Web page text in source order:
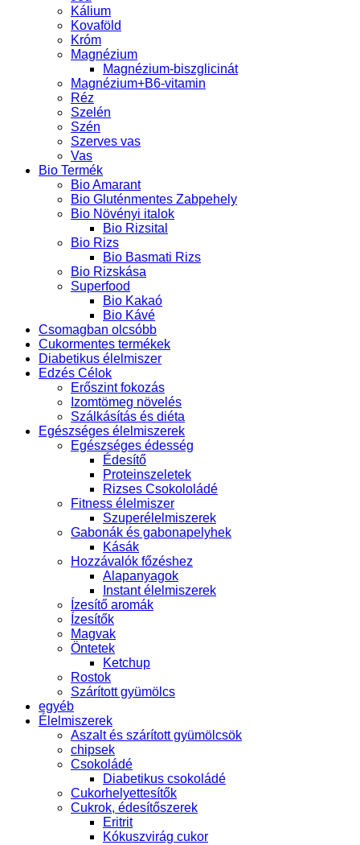
Kálium
Kovaföld
Króm
Magnézium
Magnézium-biszglicinát
Magnézium+B6-vitamin
Réz
Szelén
Szén
Szerves vas
Vas
Bio Termék
Bio Amarant
Bio Gluténmentes Zabpehely
Bio Növényi italok
Bio Rizsital
Bio Rizs
Bio Basmati Rizs
Bio Rizskása
Superfood
Bio Kakaó
Bio Kávé
Csomagban olcsóbb
Cukormentes termékek
Diabetikus élelmiszer
Edzés Célok
Erőszint fokozás
Izomtömeg növelés
Szálkásítás és diéta
Egészséges élelmiszerek
Egészséges édesség
Édesítő
Proteinszeletek
Rizses Csokololádé
Fitness élelmiszer
Szuperélelmiszerek
Gabonák és gabonapelyhek
Kásák
Hozzávalók főzéshez
Alapanyagok
Instant élelmiszerek
Ízesítő aromák
Ízesítők
Magvak
Öntetek
Ketchup
Rostok
Szárított gyümölcs
egyéb
Élelmiszerek
Aszalt és szárított gyümölcsök
chipsek
Csokoládé
Diabetikus csokoládé
Cukorhelyettesítők
Cukrok, édesítőszerek
Eritrit
Kókuszvirág cukor